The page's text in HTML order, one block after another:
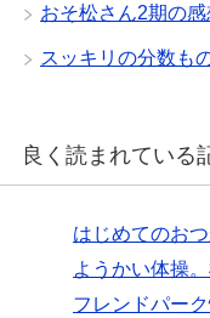
おそ松さん2期の
スッキリの分数も
良く読まれている
はじめてのお
ようかい体操
フレンドパー